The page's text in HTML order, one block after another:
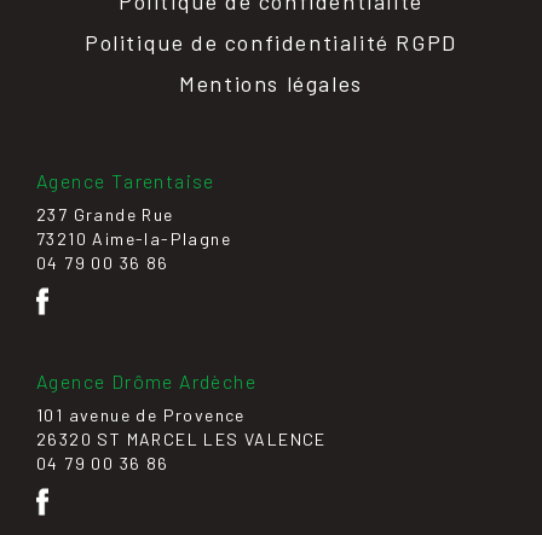
Politique de confidentialité RGPD
Mentions légales
Agence Tarentaise
237 Grande Rue
73210 Aime-la-Plagne
04 79 00 36 86
Agence Drôme Ardèche
101 avenue de Provence
26320 ST MARCEL LES VALENCE
04 79 00 36 86